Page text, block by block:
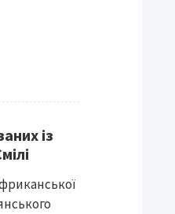
із